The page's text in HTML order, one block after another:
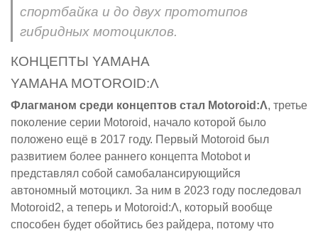
спортбайка и до двух прототипов
гибридных мотоциклов.
КОНЦЕПТЫ YAMAHA
YAMAHA MOTOROID:Λ
Флагманом среди концептов стал Motoroid:Λ, третье
поколение серии Motoroid, начало которой было
положено ещё в 2017 году. Первый Motoroid был
развитием более раннего концепта Motobot и
представлял собой самобалансирующийся
автономный мотоцикл. За ним в 2023 году последовал
Motoroid2, а теперь и Motoroid:Λ, который вообще
способен будет обойтись без райдера, потому что